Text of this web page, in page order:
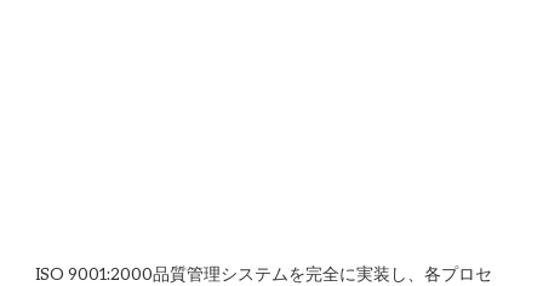
ISO 9001:2000品質管理システムを完全に実装し、各プロセ